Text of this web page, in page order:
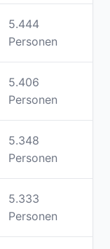
5.444
Personen
5.406
Personen
5.348
Personen
5.333
Personen